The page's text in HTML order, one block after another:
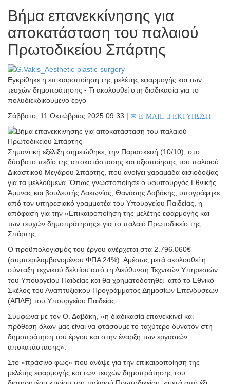
Βήμα επανεκκίνησης για
αποκατάσταση του παλαιού
Πρωτοδικείου Σπάρτης
Εγκρίθηκε η επικαιροποίηση της μελέτης εφαρμογής και των
τευχών δημοπράτησης - Τι ακολουθεί στη διαδικασία για το
πολυδιεκδικούμενο έργο
Σάββατο, 11 Οκτώβριος 2025 09:33 | E-MAIL ΕΚΤΥΠΩΣΗ
Σημαντική εξέλιξη σημειώθηκε, την Παρασκευή (10/10), στο
δύσβατο πεδίο της αποκατάστασης και αξιοποίησης του παλαιού
Δικαστικού Μεγάρου Σπάρτης, που ανοίγει χαραμάδα αισιοδοξίας
για τα μελλούμενα. Όπως γνωστοποίησε ο υφυπουργός Εθνικής
Άμυνας και βουλευτής Λακωνίας, Θανάσης Δαβάκης, υπογράφηκε
από τον υπηρεσιακό γραμματέα του Υπουργείου Παιδείας, η
απόφαση για την «Επικαιροποίηση της μελέτης εφαρμογής και
των τευχών δημοπράτησης» για το παλαιό Πρωτοδικείο της
Σπάρτης.
Ο προϋπολογισμός του έργου ανέρχεται στα 2.796.060€
(συμπεριλαμβανομένου ΦΠΑ 24%). Αμέσως μετά ακολουθεί η
σύνταξη τεχνικού δελτίου από τη Διεύθυνση Τεχνικών Υπηρεσιών
του Υπουργείου Παιδείας και θα χρηματοδοτηθεί από το Εθνικό
Σκέλος του Αναπτυξιακού Προγράμματος Δημοσίων Επενδύσεων
(ΑΠΔΕ) του Υπουργείου Παιδείας.
Σύμφωνα με τον Θ. Δαβάκη, «η διαδικασία επανεκκινεί και
πρόθεση όλων μας είναι να φτάσουμε το ταχύτερο δυνατόν στη
δημοπράτηση του έργου και στην έναρξη των εργασιών
αποκατάστασης».
Στο «πράσινο φως» που ανάψε για την επικαιροποίηση της
μελέτης εφαρμογής και των τευχών δημοπράτησης του